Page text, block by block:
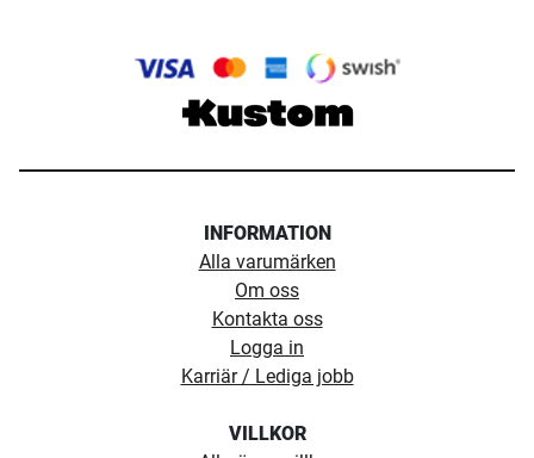
INFORMATION
Alla varumärken
Om oss
Kontakta oss
Logga in
Karriär / Lediga jobb
VILLKOR